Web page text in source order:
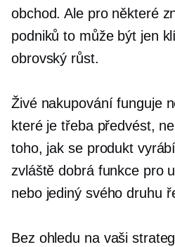
obchod. Ale pro některé
podniků to může být jen
obrovský růst.
Živé nakupování funguje
které je třeba předvést,
toho, jak se produkt
zvláště dobrá funkce pro
nebo jediný svého druhu
Bez ohledu na vaši